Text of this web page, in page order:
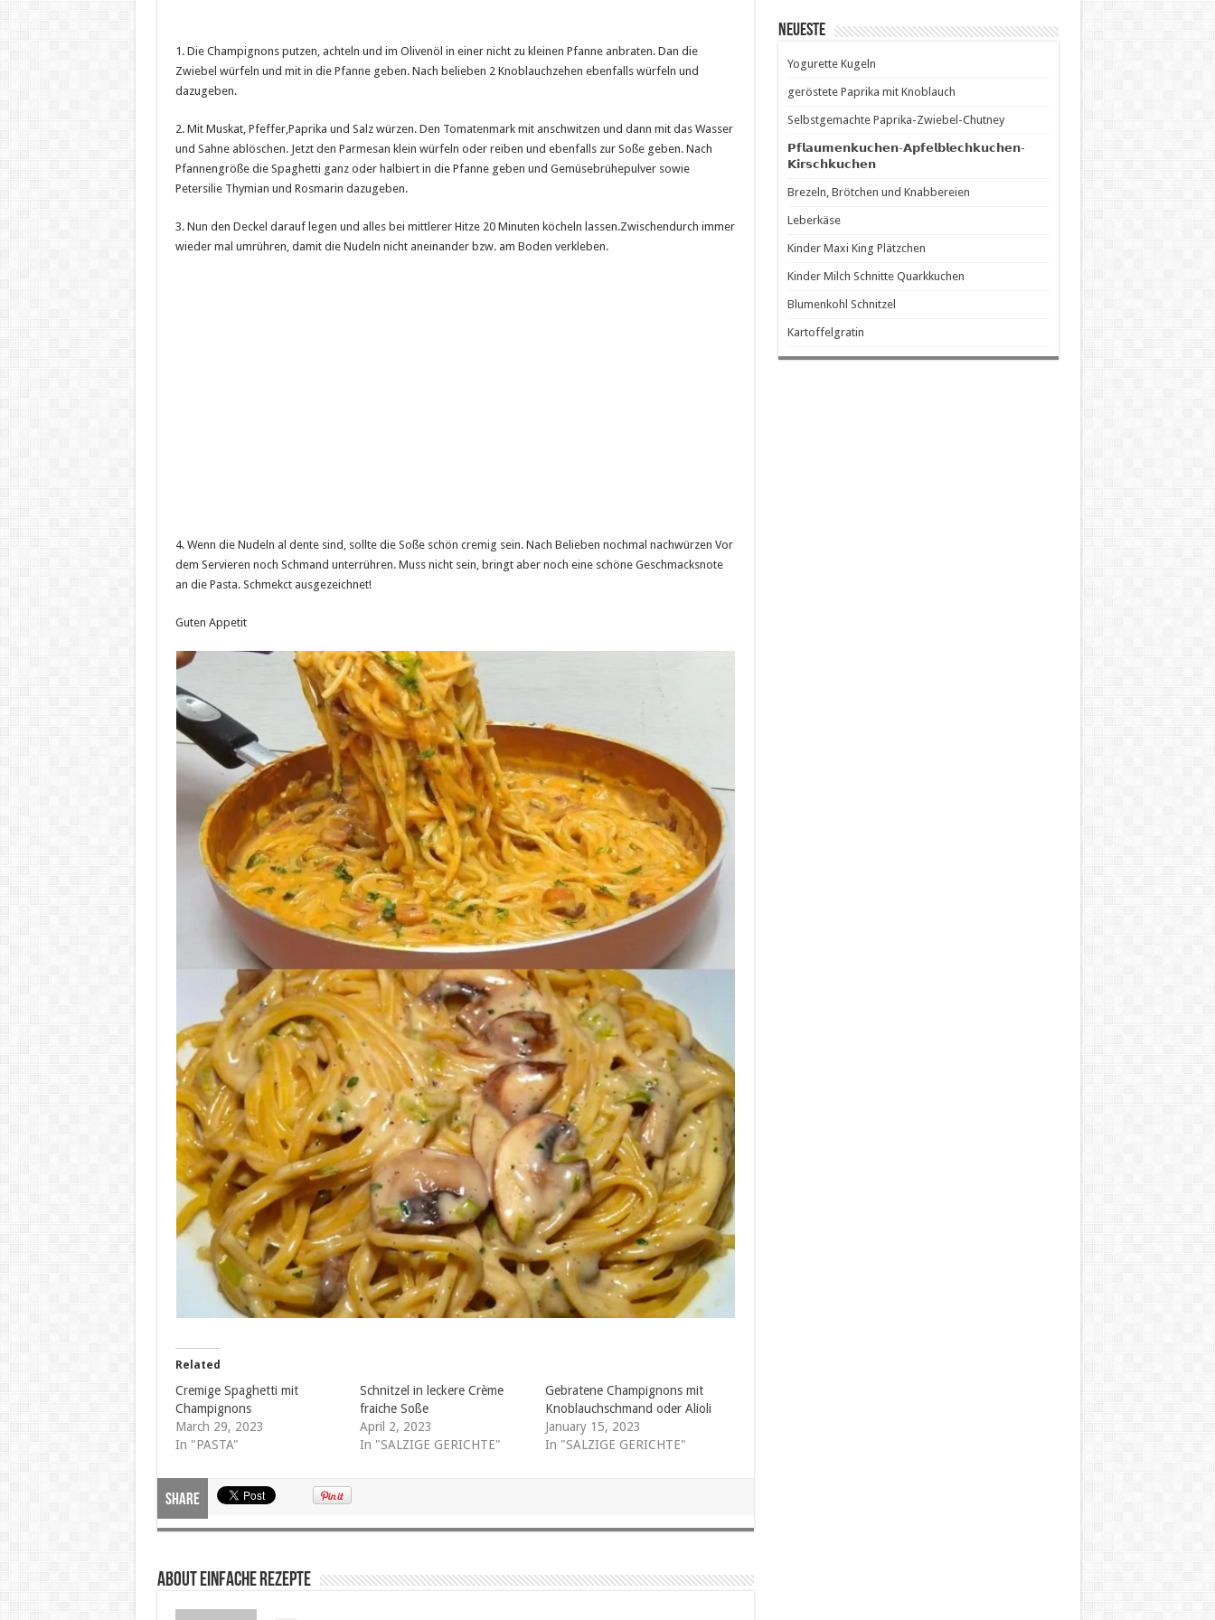
1. Die Champignons putzen, achteln und im Olivenöl in einer nicht zu kleinen Pfanne anbraten. Dan die
Zwiebel würfeln und mit in die Pfanne geben. Nach belieben 2 Knoblauchzehen ebenfalls würfeln und
dazugeben.
2. Mit Muskat, Pfeffer,Paprika und Salz würzen. Den Tomatenmark mit anschwitzen und dann mit das Wasser
und Sahne ablöschen. Jetzt den Parmesan klein würfeln oder reiben und ebenfalls zur Soße geben. Nach
Pfannengröße die Spaghetti ganz oder halbiert in die Pfanne geben und Gemüsebrühepulver sowie
Petersilie Thymian und Rosmarin dazugeben.
3. Nun den Deckel darauf legen und alles bei mittlerer Hitze 20 Minuten köcheln lassen.Zwischendurch immer
wieder mal umrühren, damit die Nudeln nicht aneinander bzw. am Boden verkleben.
4. Wenn die Nudeln al dente sind, sollte die Soße schön cremig sein. Nach Belieben nochmal nachwürzen Vor
dem Servieren noch Schmand unterrühren. Muss nicht sein, bringt aber noch eine schöne Geschmacksnote
an die Pasta. Schmekct ausgezeichnet!
Guten Appetit
Related
Cremige Spaghetti mit
Champignons
March 29, 2023
In "PASTA"
Schnitzel in leckere Crème
fraiche Soße
April 2, 2023
In "SALZIGE GERICHTE"
Gebratene Champignons mit
Knoblauchschmand oder Alioli
January 15, 2023
In "SALZIGE GERICHTE"
Share
About Einfache Rezepte
Neueste
Yogurette Kugeln
geröstete Paprika mit Knoblauch
Selbstgemachte Paprika-Zwiebel-Chutney
𝗣𝗳𝗹𝗮𝘂𝗺𝗲𝗻𝗸𝘂𝗰𝗵𝗲𝗻-𝗔𝗽𝗳𝗲𝗹𝗯𝗹𝗲𝗰𝗵𝗸𝘂𝗰𝗵𝗲𝗻-
𝗞𝗶𝗿𝘀𝗰𝗵𝗸𝘂𝗰𝗵𝗲𝗻
Brezeln, Brötchen und Knabbereien
Leberkäse
Kinder Maxi King Plätzchen
Kinder Milch Schnitte Quarkkuchen
Blumenkohl Schnitzel
Kartoffelgratin